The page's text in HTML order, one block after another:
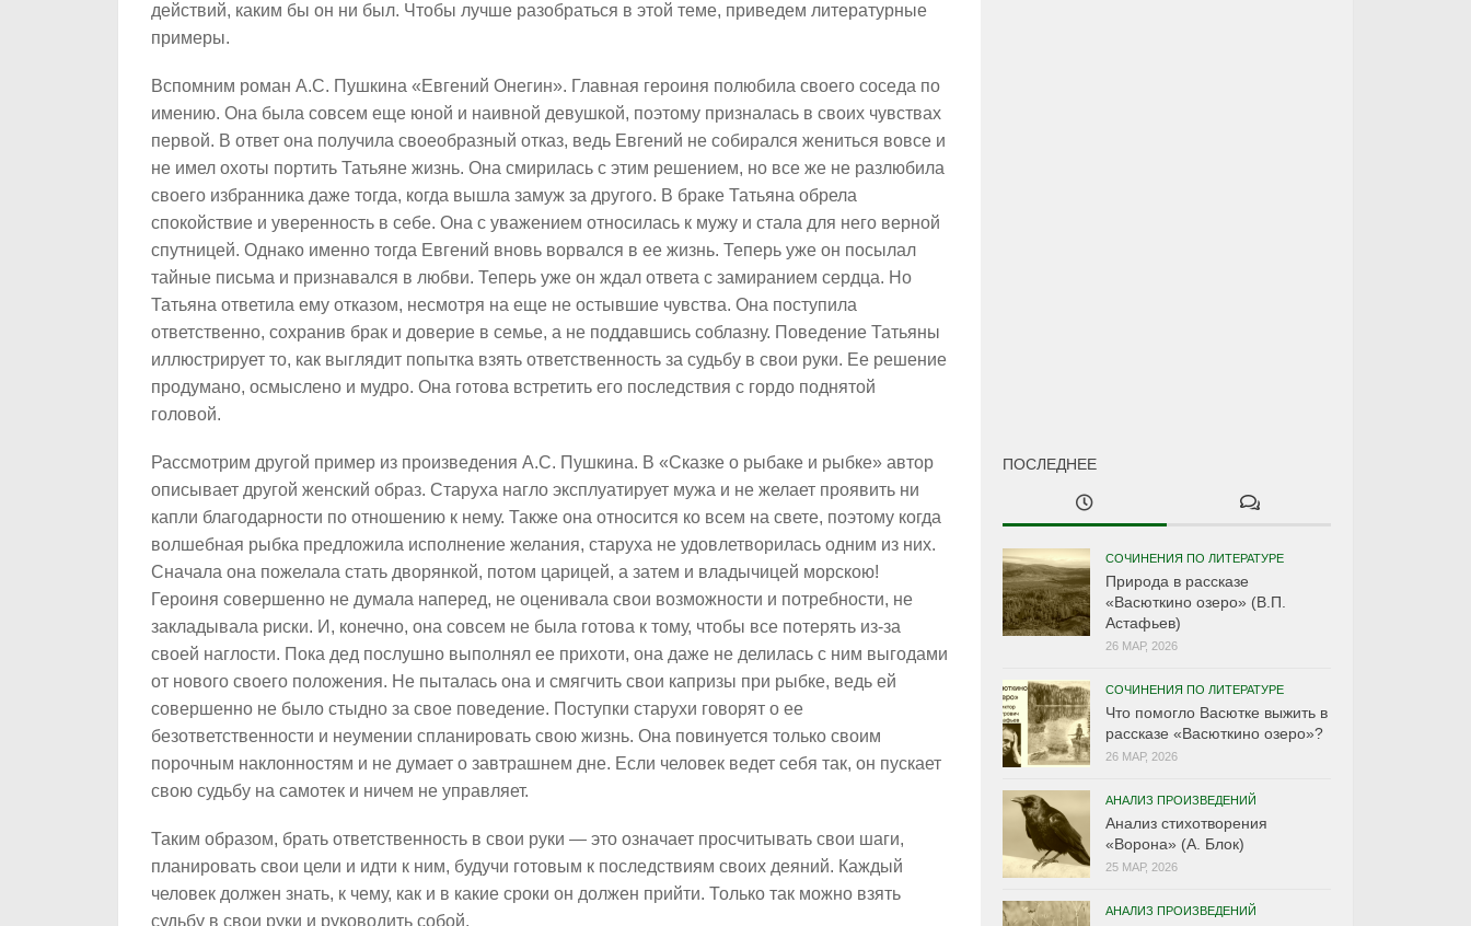
действий, каким бы он ни был. Чтобы лучше разобраться в этой теме, приведем литературные
примеры.
Вспомним роман А.С. Пушкина «Евгений Онегин». Главная героиня полюбила своего соседа по
имению. Она была совсем еще юной и наивной девушкой, поэтому призналась в своих чувствах
первой. В ответ она получила своеобразный отказ, ведь Евгений не собирался жениться вовсе и
не имел охоты портить Татьяне жизнь. Она смирилась с этим решением, но все же не разлюбила
своего избранника даже тогда, когда вышла замуж за другого. В браке Татьяна обрела
спокойствие и уверенность в себе. Она с уважением относилась к мужу и стала для него верной
спутницей. Однако именно тогда Евгений вновь ворвался в ее жизнь. Теперь уже он посылал
тайные письма и признавался в любви. Теперь уже он ждал ответа с замиранием сердца. Но
Татьяна ответила ему отказом, несмотря на еще не остывшие чувства. Она поступила
ответственно, сохранив брак и доверие в семье, а не поддавшись соблазну. Поведение Татьяны
иллюстрирует то, как выглядит попытка взять ответственность за судьбу в свои руки. Ее решение
продумано, осмыслено и мудро. Она готова встретить его последствия с гордо поднятой
головой.
Рассмотрим другой пример из произведения А.С. Пушкина. В «Сказке о рыбаке и рыбке» автор
описывает другой женский образ. Старуха нагло эксплуатирует мужа и не желает проявить ни
капли благодарности по отношению к нему. Также она относится ко всем на свете, поэтому когда
волшебная рыбка предложила исполнение желания, старуха не удовлетворилась одним из них.
Сначала она пожелала стать дворянкой, потом царицей, а затем и владычицей морскою!
Героиня совершенно не думала наперед, не оценивала свои возможности и потребности, не
закладывала риски. И, конечно, она совсем не была готова к тому, чтобы все потерять из-за
своей наглости. Пока дед послушно выполнял ее прихоти, она даже не делилась с ним выгодами
от нового своего положения. Не пыталась она и смягчить свои капризы при рыбке, ведь ей
совершенно не было стыдно за свое поведение. Поступки старухи говорят о ее
безответственности и неумении спланировать свою жизнь. Она повинуется только своим
порочным наклонностям и не думает о завтрашнем дне. Если человек ведет себя так, он пускает
свою судьбу на самотек и ничем не управляет.
Таким образом, брать ответственность в свои руки — это означает просчитывать свои шаги,
планировать свои цели и идти к ним, будучи готовым к последствиям своих деяний. Каждый
человек должен знать, к чему, как и в какие сроки он должен прийти. Только так можно взять
судьбу в свои руки и руководить собой.
ПОСЛЕДНЕЕ
СОЧИНЕНИЯ ПО ЛИТЕРАТУРЕ
Природа в рассказе
«Васюткино озеро» (В.П.
Астафьев)
26 МАР, 2026
СОЧИНЕНИЯ ПО ЛИТЕРАТУРЕ
Что помогло Васютке выжить в
рассказе «Васюткино озеро»?
26 МАР, 2026
АНАЛИЗ ПРОИЗВЕДЕНИЙ
Анализ стихотворения
«Ворона» (А. Блок)
25 МАР, 2026
АНАЛИЗ ПРОИЗВЕДЕНИЙ